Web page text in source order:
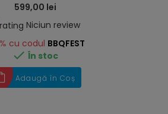
599,00 lei
Niciun review
cu codul BBQFEST
 În stoc
Adaugă în Coș